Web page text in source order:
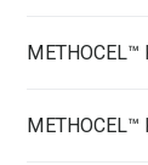
METHOCEL™